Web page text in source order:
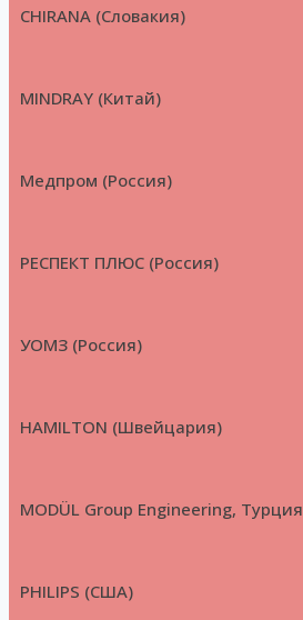
CHIRANA (Словакия)
MINDRAY (Китай)
Медпром (Россия)
РЕСПЕКТ ПЛЮС (Россия)
УОМЗ (Россия)
HAMILTON (Швейцария)
MODÜL Group Engineering, Турция
PHILIPS (США)